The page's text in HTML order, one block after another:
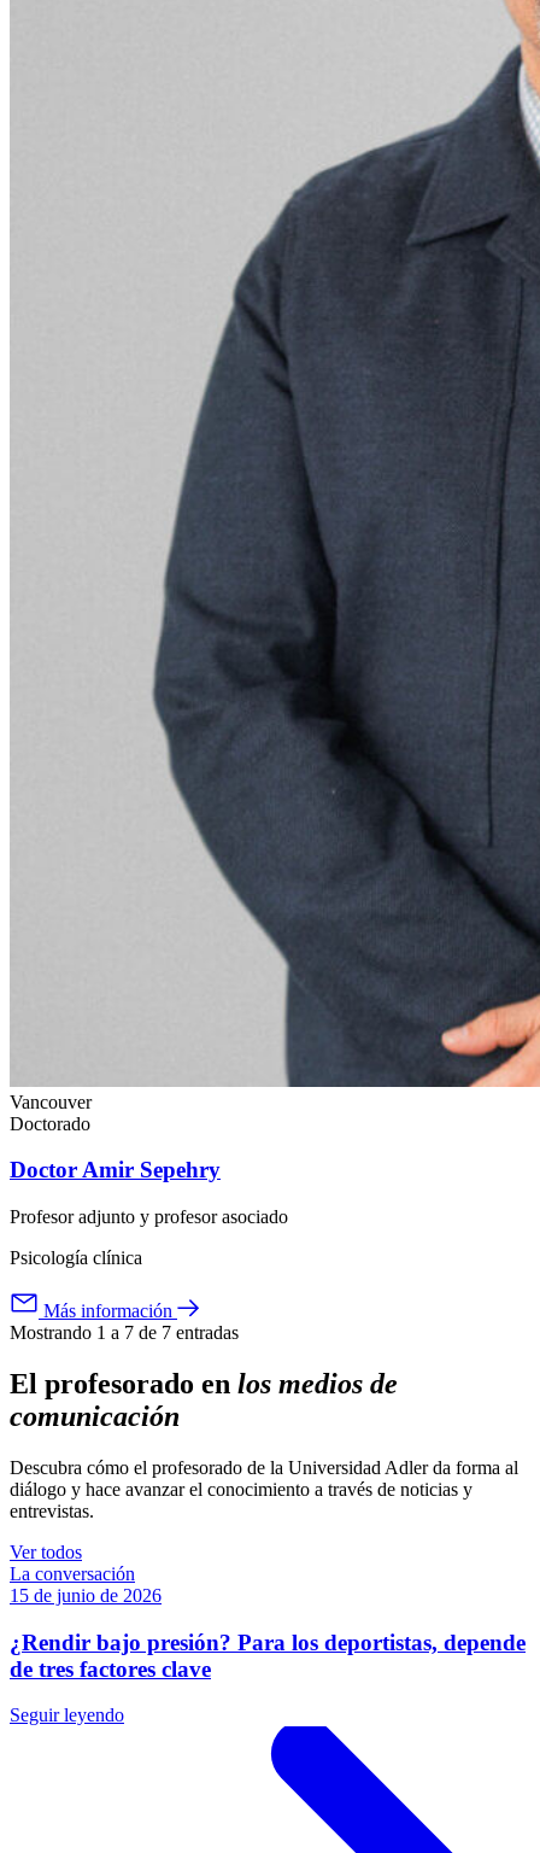
Vancouver
Doctorado
Doctor Amir Sepehry
Profesor adjunto y profesor asociado
Psicología clínica
Más información
Mostrando 1 a 7 de 7 entradas
El profesorado en los medios de
comunicación
Descubra cómo el profesorado de la Universidad Adler da forma al
diálogo y hace avanzar el conocimiento a través de noticias y
entrevistas.
Ver todos
La conversación
15 de junio de 2026
¿Rendir bajo presión? Para los deportistas, depende
de tres factores clave
Seguir leyendo